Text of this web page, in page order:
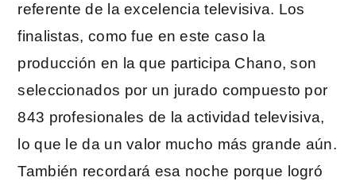
referente de la excelencia televisiva.​ Los
finalistas, como fue en este caso la
producción en la que participa Chano, son
seleccionados por un jurado compuesto por
843 profesionales de la actividad televisiva,
lo que le da un valor mucho más grande aún.
También recordará esa noche porque logró